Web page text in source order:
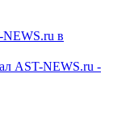
в
AST-NEWS.ru -